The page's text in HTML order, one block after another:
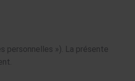
personnelles »). La présente